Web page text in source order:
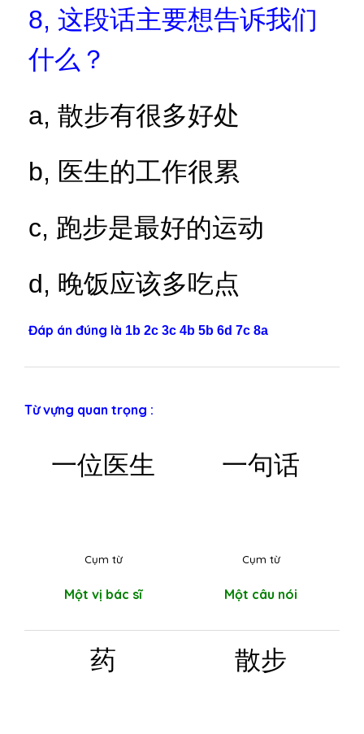
8, 这段话主要想告诉我们
什么？
a, 散步有很多好处
b, 医生的工作很累
c, 跑步是最好的运动
d, 晚饭应该多吃点
Đáp án đúng là 1b 2c 3c 4b 5b 6d 7c 8a
Từ vựng quan trọng :
一位医生
Cụm từ
Một vị bác sĩ
一句话
Cụm từ
Một câu nói
药 散步